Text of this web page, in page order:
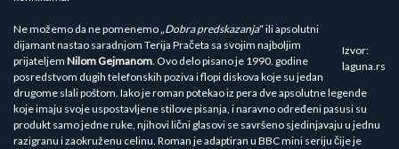
Izvor:
laguna.rs
Ne možemo da ne pomenemo „Dobra predskazanja“ ili apsolutni
dijamant nastao saradnjom Terija Pračeta sa svojim najboljim
prijateljem Nilom Gejmanom. Ovo delo pisano je 1990. godine
posredstvom dugih telefonskih poziva i flopi diskova koje su jedan
drugome slali poštom. Iako je roman potekao iz pera dve apsolutne legende
koje imaju svoje uspostavljene stilove pisanja, i naravno određeni pasusi su
produkt samo jedne ruke, njihovi lični glasovi se savršeno sjedinjavaju u jednu
razigranu i zaokruženu celinu. Roman je adaptiran u BBC mini seriju čije je